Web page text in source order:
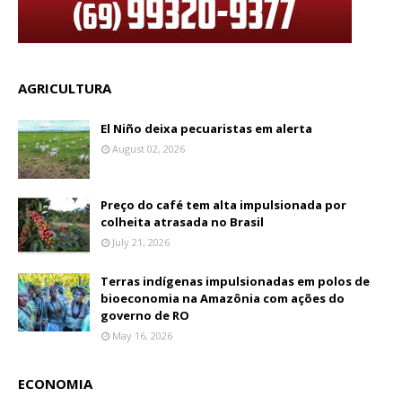
AGRICULTURA
El Niño deixa pecuaristas em alerta
August 02, 2026
Preço do café tem alta impulsionada por
colheita atrasada no Brasil
July 21, 2026
Terras indígenas impulsionadas em polos de
bioeconomia na Amazônia com ações do
governo de RO
May 16, 2026
ECONOMIA